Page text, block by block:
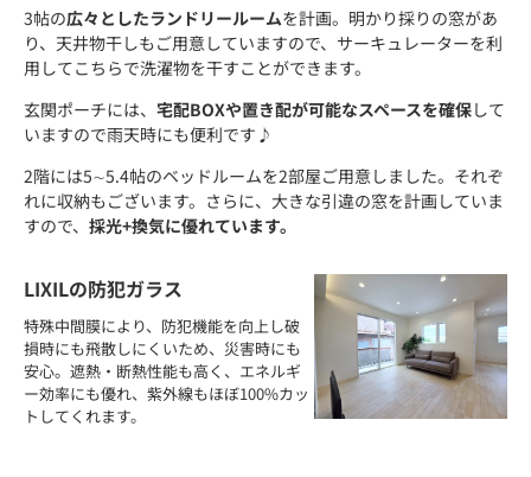
3帖の広々としたランドリールームを計画。明かり採りの窓があ
り、天井物干しもご用意していますので、サーキュレーターを利
用してこちらで洗濯物を干すことができます。
玄関ポーチには、 宅配BOXや置き配が可能なスペースを確保して
いますので雨天時にも便利です♪
2階には5∼5.4帖のベッドルームを2部屋ご用意しました。それぞ
れに収納もございます。さらに、大きな引違の窓を計画していま
すので、 採光+換気に優れています。
LIXILの防犯ガラス
特殊中間膜により、防犯機能を向上し破
損時にも飛散しにくいため、災害時にも
安心。遮熱・断熱性能も高く、エネルギ
ー効率にも優れ、紫外線もほぼ100%カッ
トしてくれます。